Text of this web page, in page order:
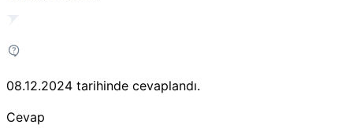
08.12.2024 tarihinde cevaplandı.
Cevap